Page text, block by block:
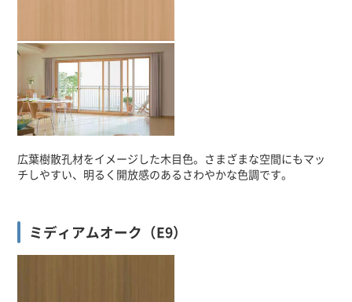
広葉樹散孔材をイメージした木目色。さまざまな空間にもマッ
チしやすい、明るく開放感のあるさわやかな色調です。
ミディアムオーク（E9）